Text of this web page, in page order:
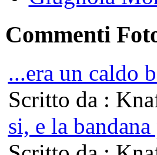
Commenti
...era un caldo
Scritto da :
si, e la